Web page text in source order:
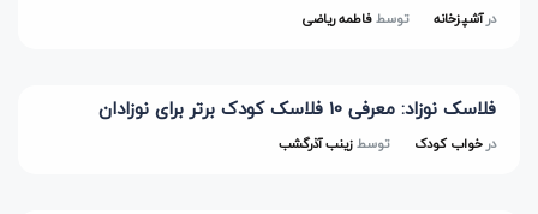
درآشپزخانه توسطفاطمه ریاضی
فلاسک نوزاد: معرفی 10 فلاسک کودک برتر برای نوزادان
در خواب کودک توسطزینب آذرگشب